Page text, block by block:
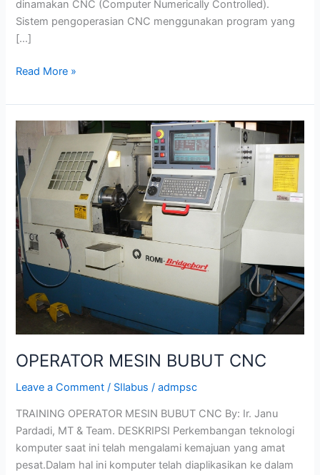
dinamakan CNC (Computer Numerically Controlled).
Sistem pengoperasian CNC menggunakan program yang
[…]
Read More »
OPERATOR MESIN BUBUT CNC
Leave a Comment / SIlabus /admpsc
TRAINING OPERATOR MESIN BUBUT CNC By: Ir. Janu
Pardadi, MT & Team. DESKRIPSI Perkembangan teknologi
komputer saat ini telah mengalami kemajuan yang amat
pesat.Dalam hal ini komputer telah diaplikasikan ke dalam
OPERATOR
MESIN
BUBUT
CNC